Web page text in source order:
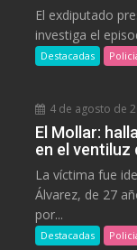
El exdiputado
investiga el
Destacadas
4 de agosto de
El Mollar:
en el ventiluz
La víctima fue
Álvarez, de 27
por...
Destacadas